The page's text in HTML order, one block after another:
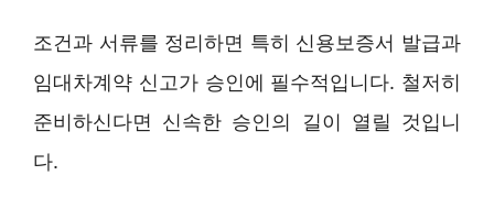
조건과 서류를 정리하면 특히 신용보증서 발급과
임대차계약 신고가 승인에 필수적입니다. 철저히
준비하신다면 신속한 승인의 길이 열릴 것입니
다.